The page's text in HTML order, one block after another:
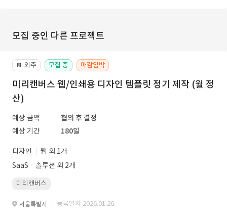
모집 중인 다른 프로젝트
📔 외주 모집 중 마감임박
미리캔버스 웹/인쇄용 디자인 템플릿 정기 제작 (월 정
산)
예상 금액
협의 후 결정
예상 기간
180일
디자인
웹 외 1개
SaaSㆍ솔루션 외 2개
미리캔버스
서울특별시 · 등록일자 2026.01.26.